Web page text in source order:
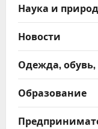
Наука и
Новости
Одежда,
Образование